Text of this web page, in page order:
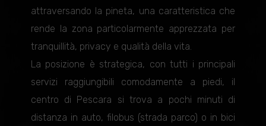
attraversando la pineta, una caratteristica che
rende la zona particolarmente apprezzata per
tranquillità, privacy e qualità della vita.
La posizione è strategica, con tutti i principali
servizi raggiungibili comodamente a piedi, il
centro di Pescara si trova a pochi minuti di
distanza in auto, filobus (strada parco) o in bici